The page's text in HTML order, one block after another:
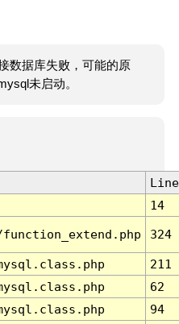
数据库失败，可能的原
未启动。
Line
14
324
211
62
94